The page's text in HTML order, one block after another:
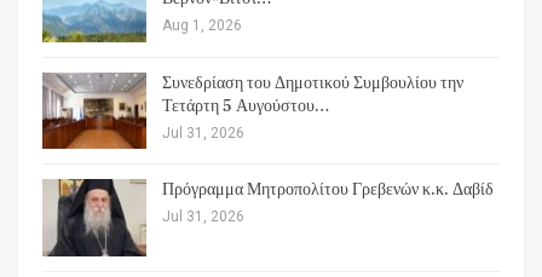
Aug 1, 2026
Συνεδρίαση του Δημοτικού Συμβουλίου την
Τετάρτη 5 Αυγούστου…
Jul 31, 2026
Πρόγραμμα Μητροπολίτου Γρεβενών κ.κ. Δαβίδ
Jul 31, 2026